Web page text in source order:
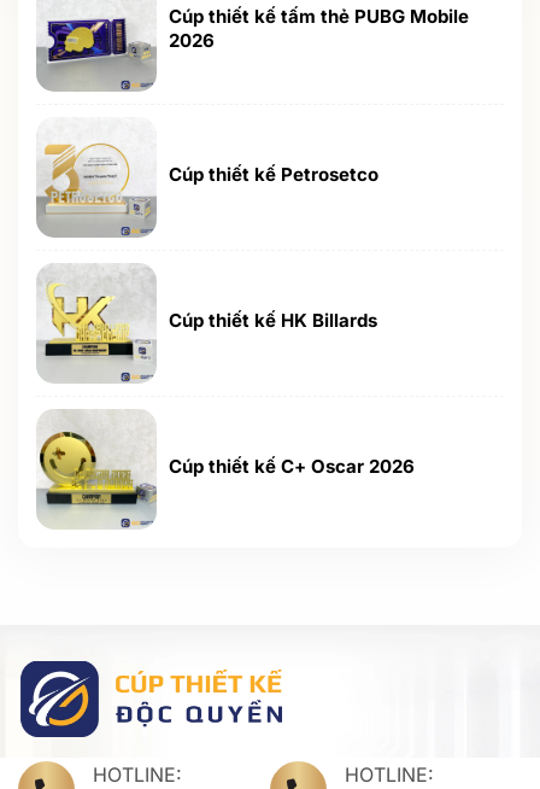
Cúp thiết kế tấm thẻ PUBG Mobile
2026
Cúp thiết kế Petrosetco
Cúp thiết kế HK Billards
Cúp thiết kế C+ Oscar 2026
HOTLINE:
HOTLINE: